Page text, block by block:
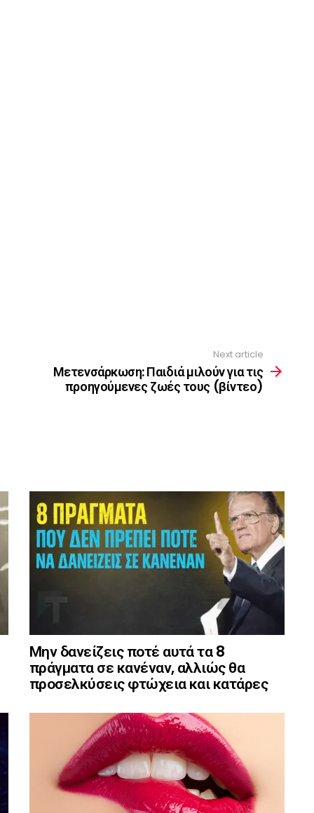
Next article
Μετενσάρκωση: Παιδιά μιλούν για τις
προηγούμενες ζωές τους (βίντεο)
Μην δανείζεις ποτέ αυτά τα 8
πράγματα σε κανέναν, αλλιώς θα
προσελκύσεις φτώχεια και κατάρες